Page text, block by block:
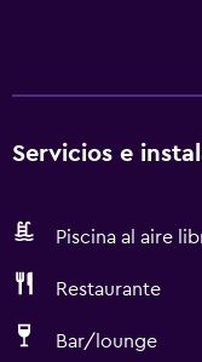
Servicios e
Piscina al aire
Restaurante
Bar/lounge